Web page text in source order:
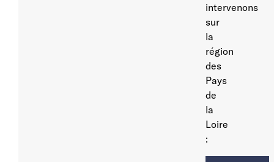
intervenons
sur
la
région
des
Pays
de
la
Loire
: